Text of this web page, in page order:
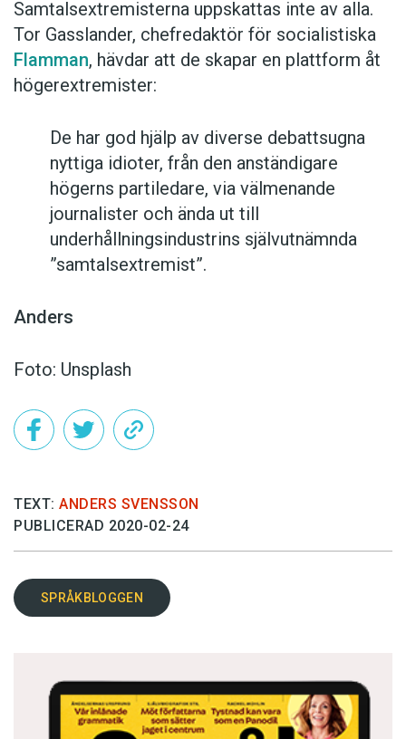
Samtalsextremisterna uppskattas inte av alla.
Tor Gasslander, chefredaktör för socialistiska
Flamman, hävdar att de skapar en plattform åt
högerextremister:
De har god hjälp av diverse debattsugna
nyttiga idioter, från den anständigare
högerns partiledare, via välmenande
journalister och ända ut till
underhållningsindustrins självutnämnda
”samtalsextremist”.
Anders
Foto: Unsplash
TEXT: ANDERS SVENSSON
PUBLICERAD 2020-02-24
SPRÅKBLOGGEN